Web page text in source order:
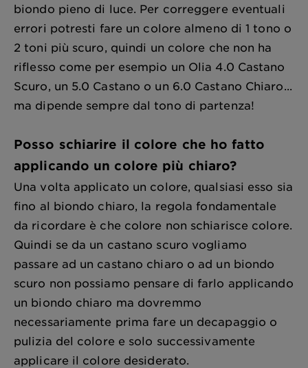
biondo pieno di luce. Per correggere eventuali
errori potresti fare un colore almeno di 1 tono o
2 toni più scuro, quindi un colore che non ha
riflesso come per esempio un Olia 4.0 Castano
Scuro, un 5.0 Castano o un 6.0 Castano Chiaro...
ma dipende sempre dal tono di partenza!
Posso schiarire il colore che ho fatto
applicando un colore più chiaro?
Una volta applicato un colore, qualsiasi esso sia
fino al biondo chiaro, la regola fondamentale
da ricordare è che colore non schiarisce colore.
Quindi se da un castano scuro vogliamo
passare ad un castano chiaro o ad un biondo
scuro non possiamo pensare di farlo applicando
un biondo chiaro ma dovremmo
necessariamente prima fare un decapaggio o
pulizia del colore e solo successivamente
applicare il colore desiderato.